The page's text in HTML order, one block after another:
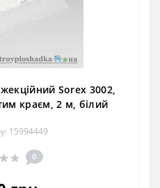
Sorex 3002,
краєм, 2 м, білий
15994449
0